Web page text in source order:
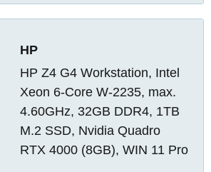
HP
HP Z4 G4 Workstation, Intel
Xeon 6-Core W-2235, max.
4.60GHz, 32GB DDR4, 1TB
M.2 SSD, Nvidia Quadro
RTX 4000 (8GB), WIN 11 Pro